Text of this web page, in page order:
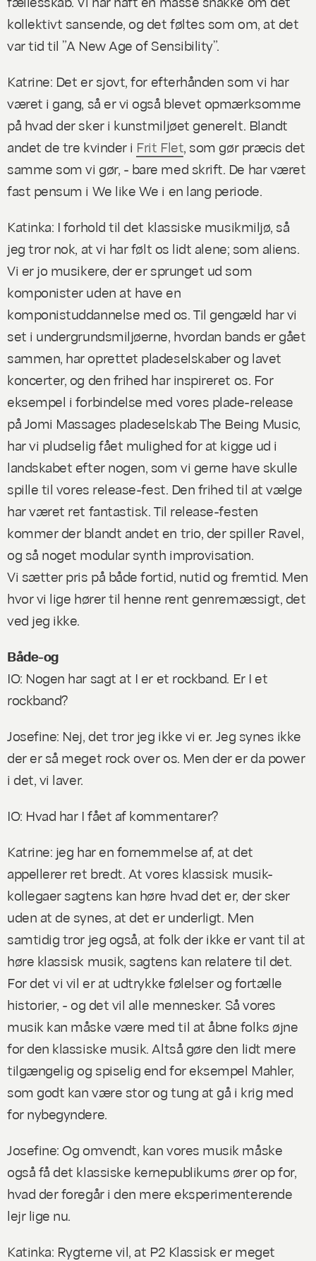
kollektivt sansende, og det føltes som om, at det
var tid til ”A New Age of Sensibility”.
Katrine: Det er sjovt, for efterhånden som vi har
været i gang, så er vi også blevet opmærksomme
på hvad der sker i kunstmiljøet generelt. Blandt
andet de tre kvinder i Frit Flet, som gør præcis det
samme som vi gør, - bare med skrift. De har været
fast pensum i We like We i en lang periode.
Katinka: I forhold til det klassiske musikmiljø, så
jeg tror nok, at vi har følt os lidt alene; som aliens.
Vi er jo musikere, der er sprunget ud som
komponister uden at have en
komponistuddannelse med os. Til gengæld har vi
set i undergrundsmiljøerne, hvordan bands er gået
sammen, har oprettet pladeselskaber og lavet
koncerter, og den frihed har inspireret os. For
eksempel i forbindelse med vores plade-release
på Jomi Massages pladeselskab The Being Music,
har vi pludselig fået mulighed for at kigge ud i
landskabet efter nogen, som vi gerne have skulle
spille til vores release-fest. Den frihed til at vælge
har været ret fantastisk. Til release-festen
kommer der blandt andet en trio, der spiller Ravel,
og så noget modular synth improvisation.
Vi sætter pris på både fortid, nutid og fremtid. Men
hvor vi lige hører til henne rent genremæssigt, det
ved jeg ikke.
Både-og
IO: Nogen har sagt at I er et rockband. Er I et
rockband?
Josefine: Nej, det tror jeg ikke vi er. Jeg synes ikke
der er så meget rock over os. Men der er da power
i det, vi laver.
IO: Hvad har I fået af kommentarer?
Katrine: jeg har en fornemmelse af, at det
appellerer ret bredt. At vores klassisk musik-
kollegaer sagtens kan høre hvad det er, der sker
uden at de synes, at det er underligt. Men
samtidig tror jeg også, at folk der ikke er vant til at
høre klassisk musik, sagtens kan relatere til det.
For det vi vil er at udtrykke følelser og fortælle
historier, - og det vil alle mennesker. Så vores
musik kan måske være med til at åbne folks øjne
for den klassiske musik. Altså gøre den lidt mere
tilgængelig og spiselig end for eksempel Mahler,
som godt kan være stor og tung at gå i krig med
for nybegyndere.
Josefine: Og omvendt, kan vores musik måske
også få det klassiske kernepublikums ører op for,
hvad der foregår i den mere eksperimenterende
lejr lige nu.
Katinka: Rygterne vil, at P2 Klassisk er meget